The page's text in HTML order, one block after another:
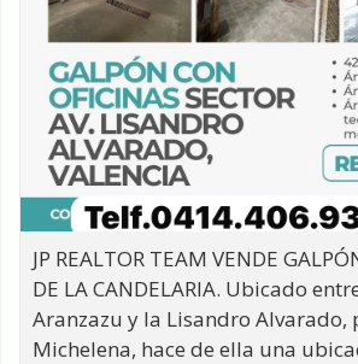
JP REALTOR TEAM VENDE
DE LA CANDELARIA. Ubicado
Aranzazu y la Lisandro Alvarado,
Michelena, hace de ella una